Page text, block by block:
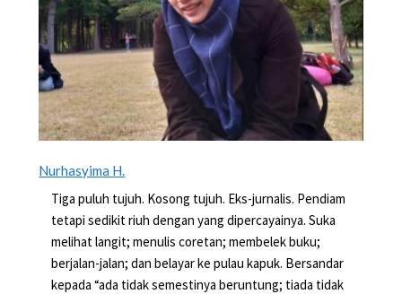
Nurhasyima H.
Tiga puluh tujuh. Kosong tujuh. Eks-jurnalis. Pendiam
tetapi sedikit riuh dengan yang dipercayainya. Suka
melihat langit; menulis coretan; membelek buku;
berjalan-jalan; dan belayar ke pulau kapuk. Bersandar
kepada “ada tidak semestinya beruntung; tiada tidak